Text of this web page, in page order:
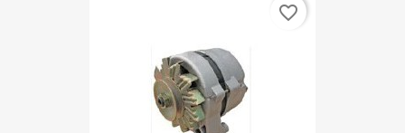
favorite_border